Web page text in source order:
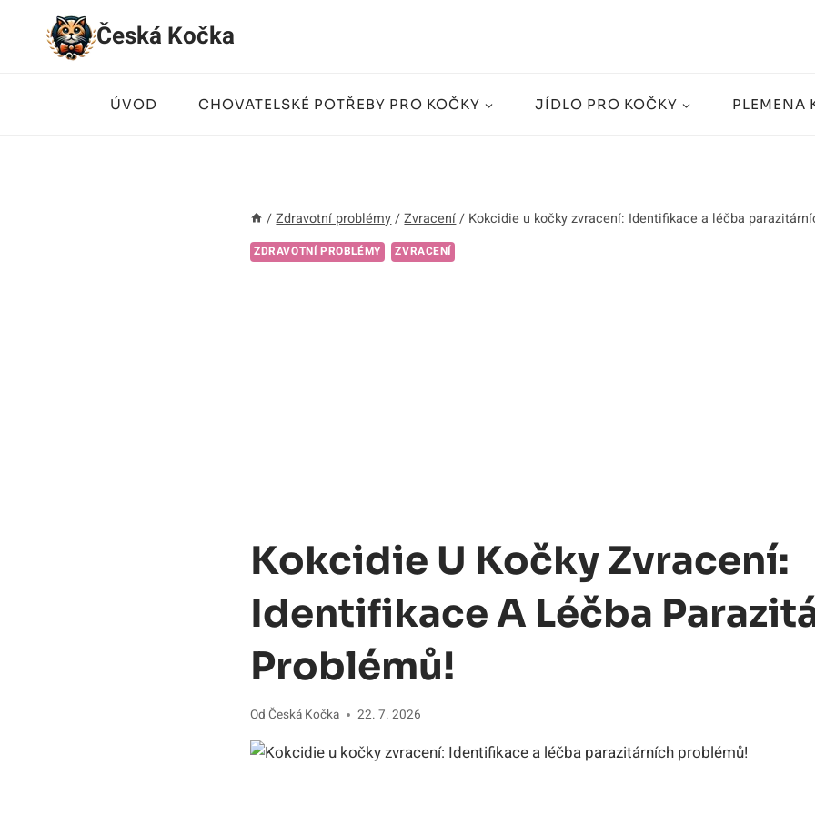
Přeskočit
Česká Kočka
ÚVOD CHOVATELSKÉ POTŘEBY PRO KOČKY JÍDLO PRO KOČKY PLEMENA
/ Zdravotní problémy / Zvracení / Kokcidie u kočky zvracení: Identifikace a léčba
ZDRAVOTNÍ PROBLÉMY ZVRACENÍ
Kokcidie U Kočky Zvracení:
Identifikace A Léčba
Problémů!
Od Česká Kočka 22. 7. 2026